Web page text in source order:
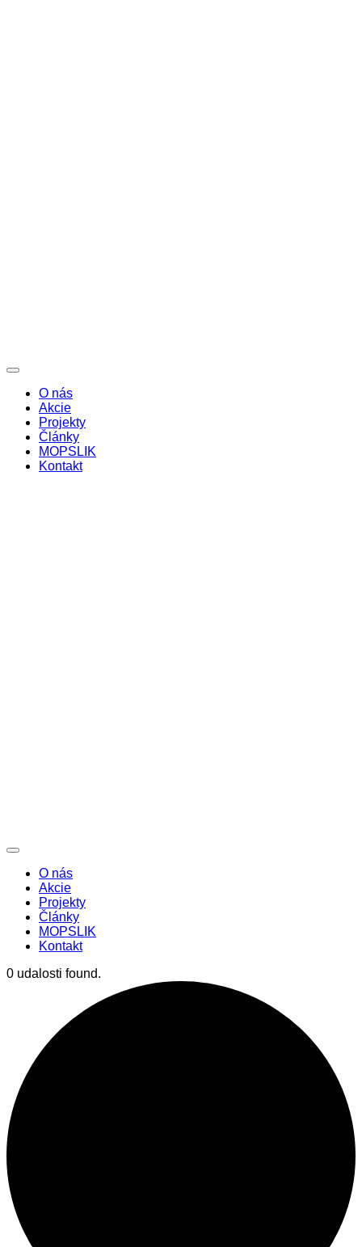
O nás
Akcie
Projekty
Články
MOPSLIK
Kontakt
O nás
Akcie
Projekty
Články
MOPSLIK
Kontakt
0 udalosti found.